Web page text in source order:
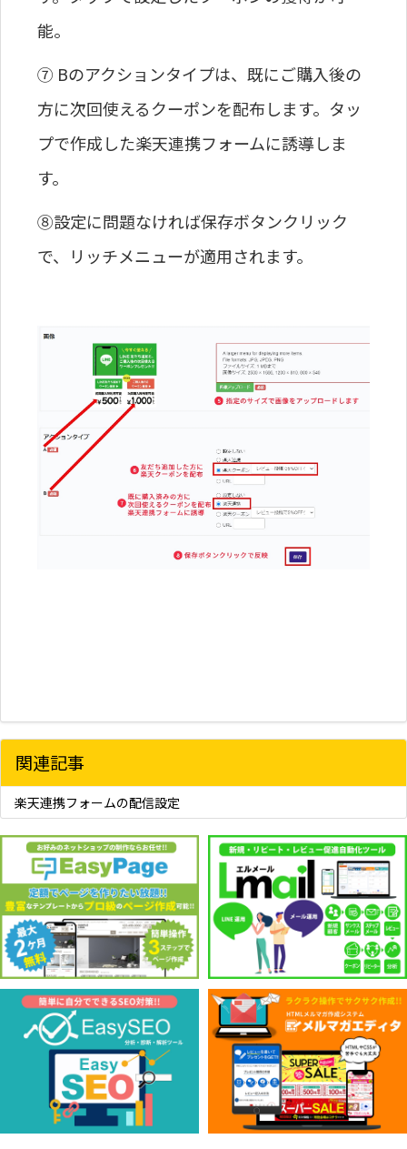
能。
⑦ Bのアクションタイプは、既にご購入後の
方に次回使えるクーポンを配布します。タッ
プで作成した楽天連携フォームに誘導しま
す。
⑧設定に問題なければ保存ボタンクリック
で、リッチメニューが適用されます。
関連記事
楽天連携フォームの配信設定